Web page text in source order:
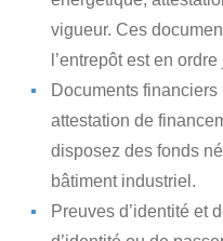
vigueur. Ces
l’entrepôt est en
Documents financiers
attestation de
disposez des fonds
bâtiment industriel.
Preuves d’identité et